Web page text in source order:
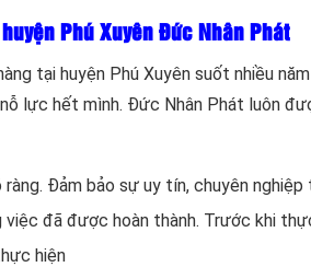
Phú Xuyên Đức Nhân Phát
tại huyện Phú Xuyên suốt nhiều
lực hết mình. Đức Nhân Phát luôn
Đảm bảo sự uy tín, chuyên
đã được hoàn thành. Trước khi
hiện